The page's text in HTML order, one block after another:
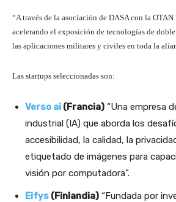
“A través de la asociación de DASA con la OTAN
acelerando el exposición de tecnologías de
las aplicaciones militares y civiles en toda la
Las startups seleccionadas son:
Verso ai (Francia) “Una empresa
industrial (IA) que aborda los
accesibilidad, la calidad, la
etiquetado de imágenes para
visión por computadora”.
Eifys (Finlandia) “Fundada por